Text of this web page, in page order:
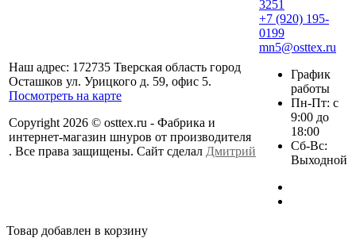
Наш адрес: 172735 Тверская область город
Осташков ул. Урицкого д. 59, офис 5.
Посмотреть на карте
Copyright 2026 © osttex.ru - Фабрика и
интернет-магазин шнуров от производителя
. Все права защищены. Сайт сделал Дмитрий
3251
+7 (920) 195-
0199
mn5@osttex.ru
График
работы
Пн-Пт: с
9:00 до
18:00
Сб-Вс:
Выходной
Товар добавлен в корзину